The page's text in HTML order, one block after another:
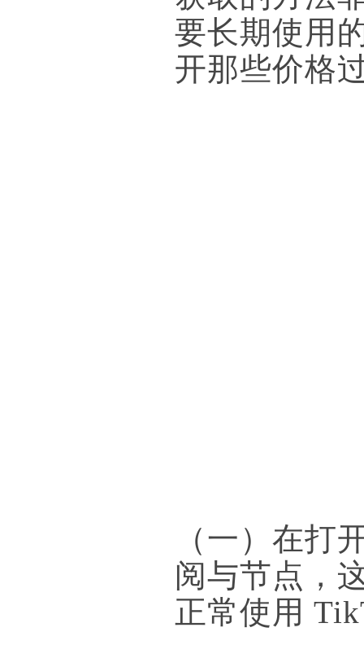
要长期使用
开那些价格
（一）在打
阅与节点，
正常使用